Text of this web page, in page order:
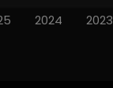
2024 2023